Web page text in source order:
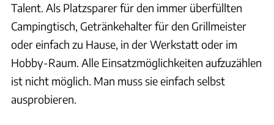
Talent. Als Platzsparer für den immer überfüllten
Campingtisch, Getränkehalter für den Grillmeister
oder einfach zu Hause, in der Werkstatt oder im
Hobby-Raum. Alle Einsatzmöglichkeiten aufzuzählen
ist nicht möglich. Man muss sie einfach selbst
ausprobieren.